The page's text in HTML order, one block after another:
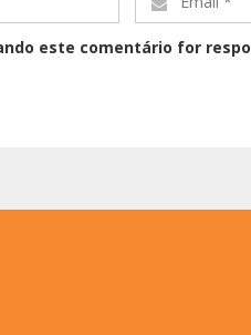
Email
este comentário for